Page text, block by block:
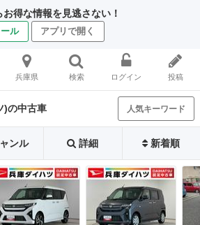
お得な情報を見逃さない！
ル アプリで開く
兵庫県 検索 ログイン 投稿
)の中古車 人気キーワード
ンル 詳細 新着順